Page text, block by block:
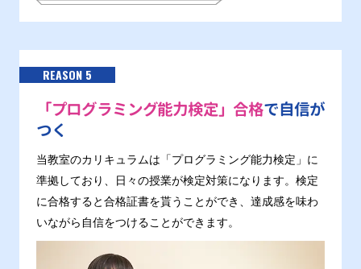
REASON 5
「プログラミング能力検定」合格で自信が
つく
当教室のカリキュラムは「プログラミング能力検定」に
準拠しており、日々の授業が検定対策になります。検定
に合格すると合格証書を貰うことができ、達成感を味わ
いながら自信をつけることができます。